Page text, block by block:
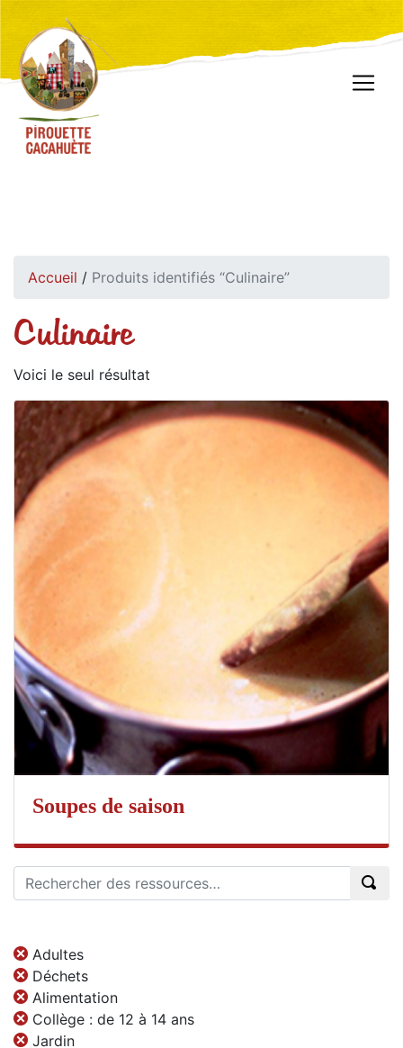
Accueil / Produits identifiés “Culinaire”
Culinaire
Voici le seul résultat
Soupes de saison
Adultes
Déchets
Alimentation
Collège : de 12 à 14 ans
Jardin